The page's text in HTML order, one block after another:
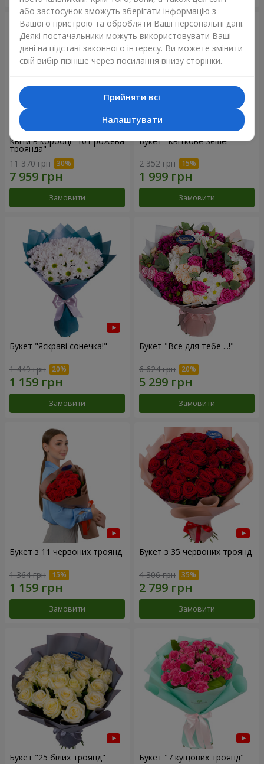
Квіти в коробці "101 рожева
троянда"
11 370 грн
Замовити
Букет "Квіткове Selfie!"
2 352 грн
Замовити
Букет "Яскраві сонечка!"
1 449 грн
Замовити
Букет "Все для тебе ...!"
6 624 грн
Замовити
Букет з 11 червоних троянд
1 364 грн
Замовити
Букет з 35 червоних троянд
4 306 грн
Замовити
Букет "25 білих троянд" Букет "7 кущових троянд"
або застосунок зможуть зберігати інформацію з
Вашого пристрою та обробляти Ваші персональні дані.
Деякі постачальники можуть використовувати Ваші
дані на підставі законного інтересу. Ви можете змінити
свій вибір пізніше через посилання внизу сторінки.
Прийняти всі
Налаштувати